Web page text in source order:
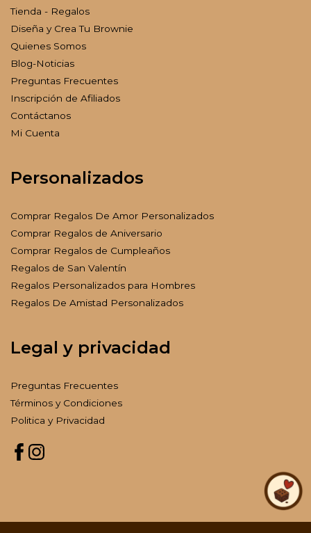
Tienda - Regalos
Diseña y Crea Tu Brownie
Quienes Somos
Blog-Noticias
Preguntas Frecuentes
Inscripción de Afiliados
Contáctanos
Mi Cuenta
Personalizados
Comprar Regalos De Amor Personalizados
Comprar Regalos de Aniversario
Comprar Regalos de Cumpleaños
Regalos de San Valentín
Regalos Personalizados para Hombres
Regalos De Amistad Personalizados
Legal y privacidad
Preguntas Frecuentes
Términos y Condiciones
Politica y Privacidad